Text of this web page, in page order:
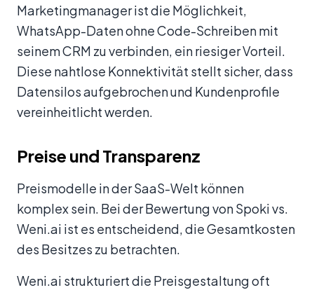
Marketingmanager ist die Möglichkeit,
WhatsApp-Daten ohne Code-Schreiben mit
seinem CRM zu verbinden, ein riesiger Vorteil.
Diese nahtlose Konnektivität stellt sicher, dass
Datensilos aufgebrochen und Kundenprofile
vereinheitlicht werden.
Preise und Transparenz
Preismodelle in der SaaS-Welt können
komplex sein. Bei der Bewertung von Spoki vs.
Weni.ai ist es entscheidend, die Gesamtkosten
des Besitzes zu betrachten.
Weni.ai strukturiert die Preisgestaltung oft